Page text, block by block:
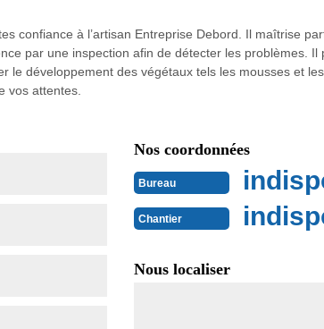
confiance à l’artisan Entreprise Debord. Il maîtrise
par une inspection afin de détecter les problèmes.
le développement des végétaux tels les mousses et
vos attentes.
Nos coordonnées
Bureau
Chantier
Nous localiser